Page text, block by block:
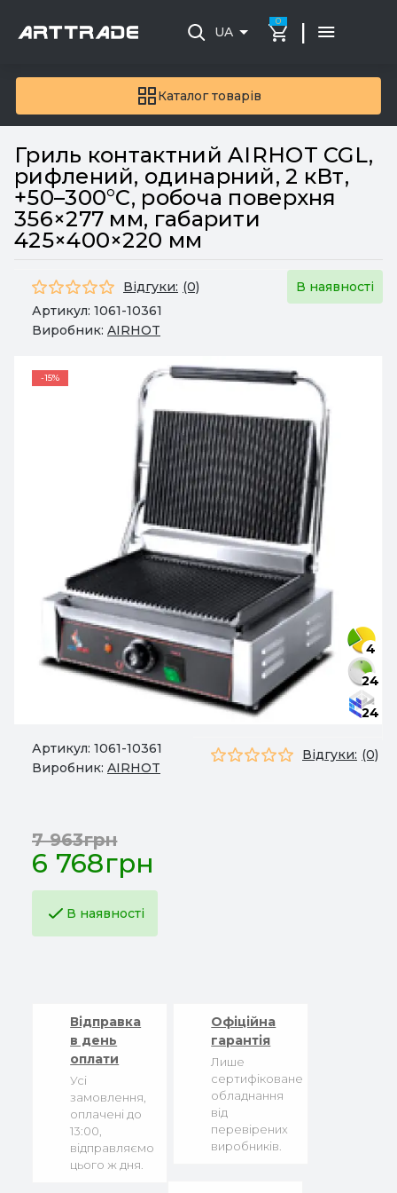
Каталог товарів
UA
0 |
Гриль контактний AIRHOT CGL,
рифлений, одинарний, 2 кВт,
+50–300°C, робоча поверхня
356×277 мм, габарити
425×400×220 мм
Відгуки: (0)
В наявності
Артикул: 1061-10361
Виробник: AIRHOT
-15%
4
24
24
Артикул: 1061-10361
Виробник: AIRHOT
Відгуки: (0)
6 768грн
7 963грн
В наявності
Відправка
в день
оплати
Усі
замовлення,
оплачені до
13:00,
відправляємо
цього ж дня.
Офіційна
гарантія
Лише
сертифіковане
обладнання
від
перевірених
виробників.